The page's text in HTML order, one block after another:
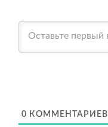
0 КОММЕНТАРИЕВ